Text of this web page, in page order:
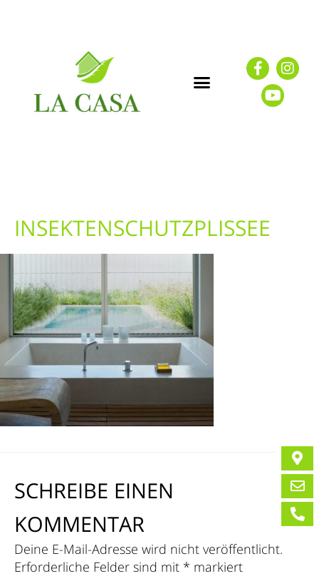
INSEKTENSCHUTZPLISSEE
SCHREIBE EINEN
KOMMENTAR
Deine E-Mail-Adresse wird nicht veröffentlicht.
Erforderliche Felder sind mit * markiert